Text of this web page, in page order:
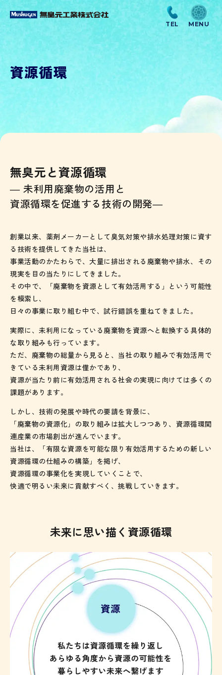
資源循環
無臭元と資源循環
― 未利用廃棄物の活用と
資源循環を促進する技術の開発―
創業以来、薬剤メーカーとして臭気対策や排水処理対策に資す
る技術を提供してきた当社は、
事業活動のかたわらで、大量に排出される廃棄物や排水、その
現実を目の当たりにしてきました。
その中で、「廃棄物を資源として有効活用する」という可能性
を模索し、
日々の事業に取り組む中で、試行錯誤を重ねてきました。
実際に、未利用になっている廃棄物を資源へと転換する具体的
な取り組みも行っています。
ただ、廃棄物の総量から見ると、当社の取り組みで有効活用で
きている未利用資源は僅かであり、
資源が当たり前に有効活用される社会の実現に向けては多くの
課題があります。
しかし、技術の発展や時代の要請を背景に、
「廃棄物の資源化」の取り組みは拡大しつつあり、資源循環関
連産業の市場創出が進んでいます。
当社は、「有限な資源を可能な限り有効活用するための新しい
資源循環の仕組みの構築」を掲げ、
資源循環の事業化を実現していくことで、
快適で明るい未来に貢献すべく、挑戦していきます。
未来に思い描く資源循環